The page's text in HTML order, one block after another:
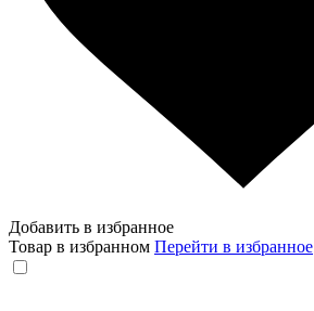
Добавить в избранное
Товар в избранном Перейти в избранное